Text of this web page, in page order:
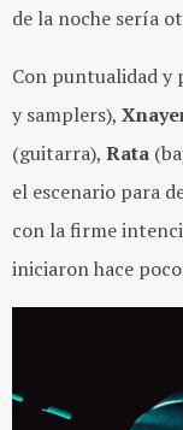
de la noche sería
Con puntualidad y
y samplers),
(guitarra), Rata
el escenario para
con la firme
iniciaron hace poco